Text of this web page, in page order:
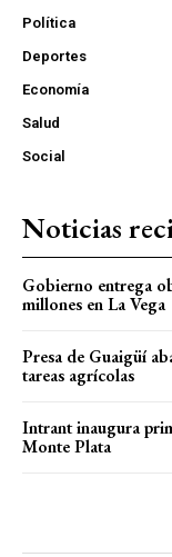
Política
Deportes
Economía
Salud
Social
Noticias
Gobierno entrega
millones en La Vega
Presa de Guaigüí
tareas agrícolas
Intrant inaugura
Monte Plata